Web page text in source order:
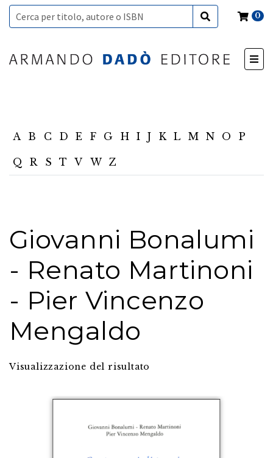
0
A B C D E F G H I J K L M N O P
Q R S T V W Z
Giovanni Bonalumi
- Renato Martinoni
- Pier Vincenzo
Mengaldo
Visualizzazione del risultato